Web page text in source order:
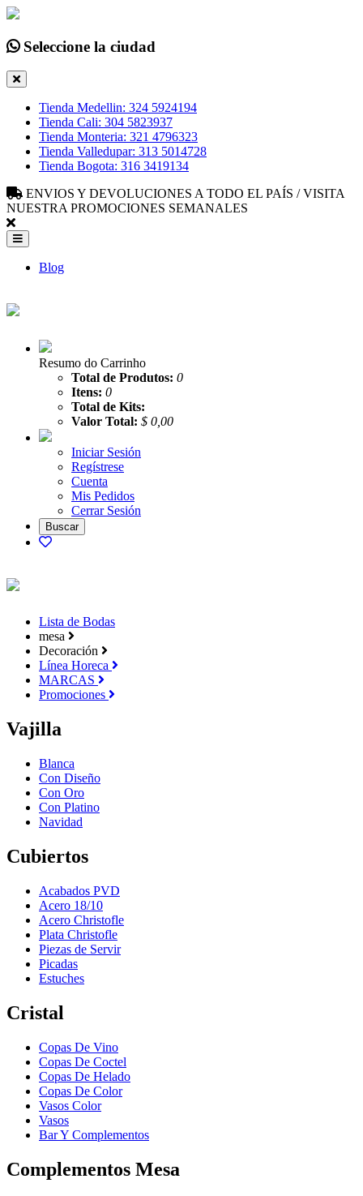
Seleccione la ciudad
Tienda Medellin: 324 5924194
Tienda Cali: 304 5823937
Tienda Monteria: 321 4796323
Tienda Valledupar: 313 5014728
Tienda Bogota: 316 3419134
ENVIOS Y DEVOLUCIONES A TODO EL PAÍS / VISITA
NUESTRA PROMOCIONES SEMANALES
Blog
Resumo do Carrinho
Total de Produtos: 0
Itens: 0
Total de Kits:
Valor Total: $ 0,00
Iniciar Sesión
Regístrese
Cuenta
Mis Pedidos
Cerrar Sesión
Lista de Bodas
mesa
Decoración
Línea Horeca
MARCAS
Promociones
Vajilla
Blanca
Con Diseño
Con Oro
Con Platino
Navidad
Cubiertos
Acabados PVD
Acero 18/10
Acero Christofle
Plata Christofle
Piezas de Servir
Picadas
Estuches
Cristal
Copas De Vino
Copas De Coctel
Copas De Helado
Copas De Color
Vasos Color
Vasos
Bar Y Complementos
Complementos Mesa